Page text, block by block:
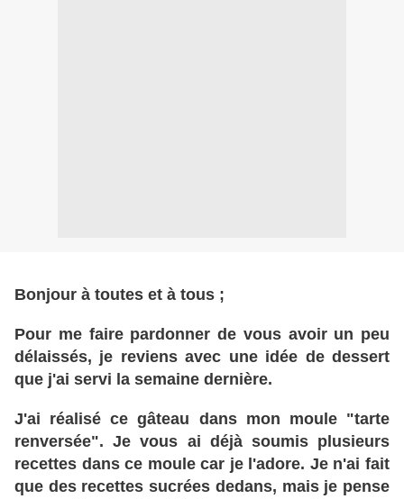
Bonjour à toutes et à tous ;
Pour me faire pardonner de vous avoir un peu
délaissés, je reviens avec une idée de dessert
que j'ai servi la semaine dernière.
J'ai réalisé ce gâteau dans mon moule "tarte
renversée". Je vous ai déjà soumis plusieurs
recettes dans ce moule car je l'adore. Je n'ai fait
que des recettes sucrées dedans, mais je pense